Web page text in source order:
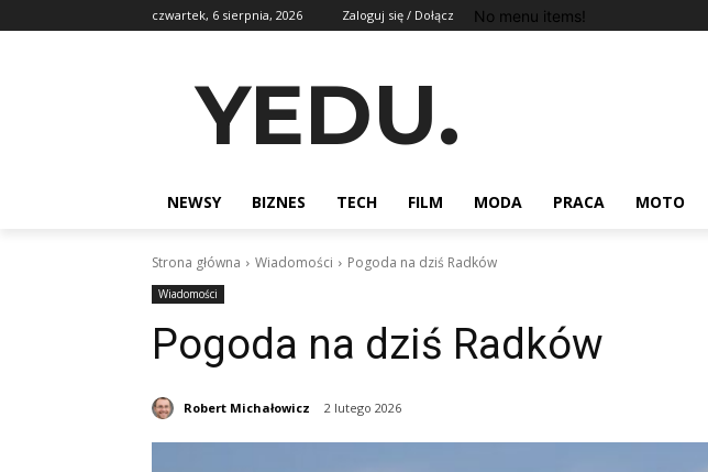
czwartek, 6 sierpnia, 2026 Zaloguj się / Dołącz No menu items!
YEDU.
NEWSY BIZNES TECH FILM MODA PRACA MOTO
Strona główna Wiadomości Pogoda na dziś Radków
Wiadomości
Pogoda na dziś Radków
Robert Michałowicz 2 lutego 2026